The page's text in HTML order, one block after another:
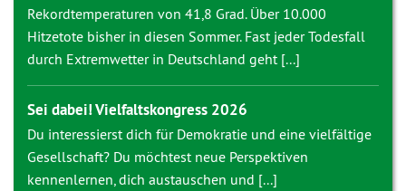
Rekordtemperaturen von 41,8 Grad. Über 10.000
Hitzetote bisher in diesen Sommer. Fast jeder Todesfall
durch Extremwetter in Deutschland geht [...]
Sei dabei! Vielfaltskongress 2026
Du interessierst dich für Demokratie und eine vielfältige
Gesellschaft? Du möchtest neue Perspektiven
kennenlernen, dich austauschen und [...]